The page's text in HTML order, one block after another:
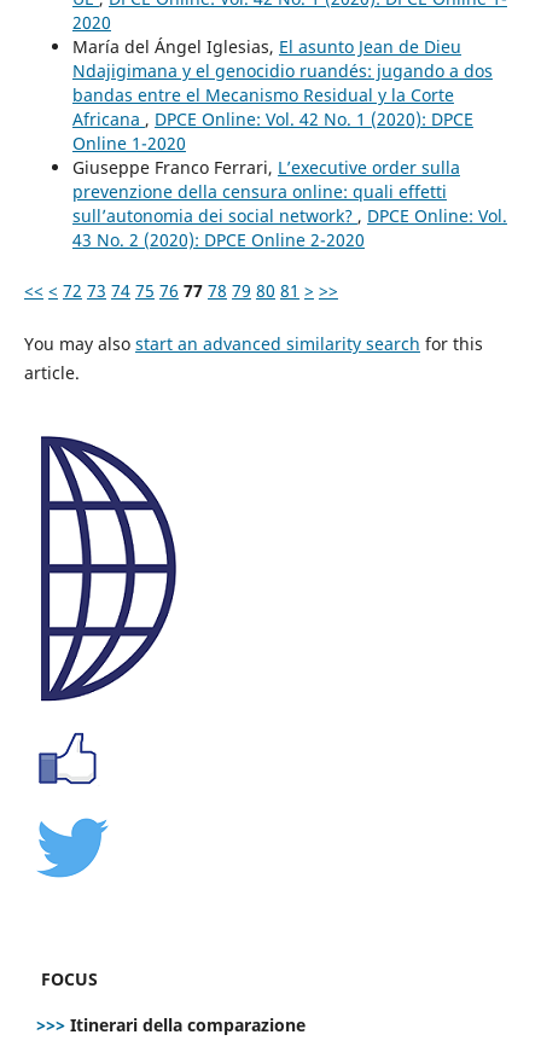
2020
María del Ángel Iglesias, El asunto Jean de Dieu
Ndajigimana y el genocidio ruandés: jugando a dos
bandas entre el Mecanismo Residual y la Corte
Africana , DPCE Online: Vol. 42 No. 1 (2020): DPCE
Online 1-2020
Giuseppe Franco Ferrari, L’executive order sulla
prevenzione della censura online: quali effetti
sull’autonomia dei social network? , DPCE Online: Vol.
43 No. 2 (2020): DPCE Online 2-2020
<< < 72 73 74 75 76 77 78 79 80 81 > >>
You may also start an advanced similarity search for this
article.
FOCUS
>>> Itinerari della comparazione